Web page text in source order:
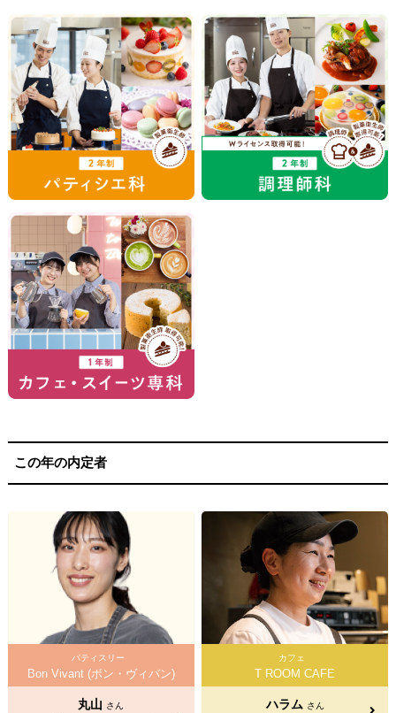
この年の内定者
パティスリー
Bon Vivant (ボン・ヴィバン)
丸山 さん
カフェ
T ROOM CAFE
ハラム さん